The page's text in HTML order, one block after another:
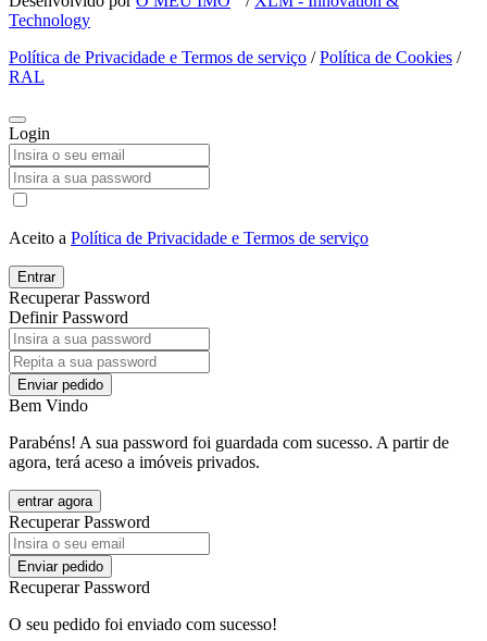
Technology
Política de Privacidade e Termos de serviço /Política de Cookies /
RAL
Login
Aceito a Política de Privacidade e Termos de serviço
Entrar
Recuperar Password
Definir Password
Enviar pedido
Bem Vindo
Parabéns! A sua password foi guardada com sucesso. A partir de
agora, terá aceso a imóveis privados.
entrar agora
Recuperar Password
Enviar pedido
Recuperar Password
O seu pedido foi enviado com sucesso!